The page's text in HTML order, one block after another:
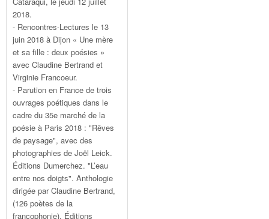
2018.
- Rencontres-Lectures le 13
juin 2018 à Dijon « Une mère
et sa fille : deux poésies »
avec Claudine Bertrand et
Virginie Francoeur.
- Parution en France de trois
ouvrages poétiques dans le
cadre du 35e marché de la
poésie à Paris 2018 : "Rêves
de paysage", avec des
photographies de Joël Leick.
Éditions Dumerchez. "L’eau
entre nos doigts". Anthologie
dirigée par Claudine Bertrand,
(126 poètes de la
francophonie). Éditions